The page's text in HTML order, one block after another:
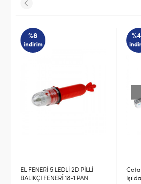
2D PİLLİ
1 PAN
STOK SORUNUZ
Cata Beyaz Işık 90 Ledli
Işıldak